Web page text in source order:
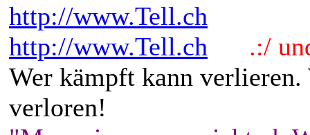
http://www.Tell.ch
http://www.Tell.ch
.:/
Wer kämpft kann
verloren!